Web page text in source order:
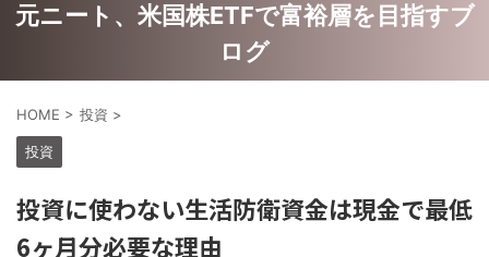
元ニート、米国株ETFで富裕層を目指すブ
ログ
HOME > 投資 >
投資
投資に使わない生活防衛資金は現金で最低
6ヶ月分必要な理由